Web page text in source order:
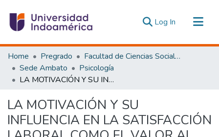
Log In (current)
Communities & Collections
All of DSpace
Statistics
Home Pregrado
Facultad de Ciencias Sociales y Humanas
Sede Ambato
Psicología
LA MOTIVACIÓN Y SU INFLUENCIA EN LA SATISFACCIÓN LABORAL COMO EL VALOR AL PERSONAL DE LOS COLABORADORES DE LA COOPERATIVA DE AHORRO Y CRÉDITO INDÍGENA SAC
LA MOTIVACIÓN Y SU
INFLUENCIA EN LA SATISFACCIÓN